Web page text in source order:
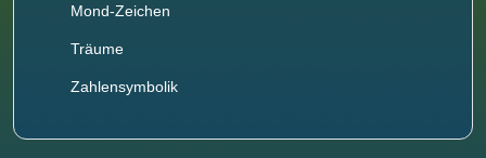
Mond-Zeichen
Träume
Zahlensymbolik